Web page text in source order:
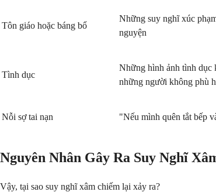
Tôn giáo hoặc báng bổ
Những suy nghĩ xúc
nguyện
Tình dục
Những hình ảnh tình dục
những người không phù
Nỗi sợ tai nạn "Nếu mình quên tắt bếp
Nguyên Nhân Gây Ra Suy Nghĩ
Vậy, tại sao suy nghĩ xâm chiếm lại xảy ra?